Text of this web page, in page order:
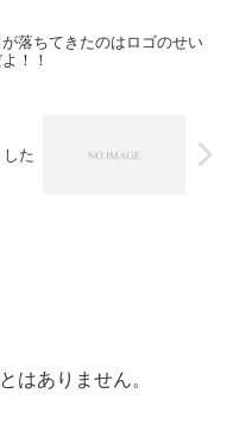
落ちてきたのはロゴのせい
！！
た
はありません。